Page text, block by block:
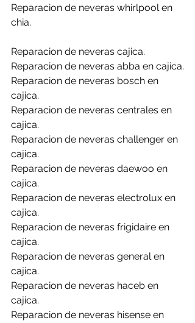
Reparacion de neveras whirlpool en
chia.
Reparacion de neveras cajica.
Reparacion de neveras abba en cajica.
Reparacion de neveras bosch en
cajica.
Reparacion de neveras centrales en
cajica.
Reparacion de neveras challenger en
cajica.
Reparacion de neveras daewoo en
cajica.
Reparacion de neveras electrolux en
cajica.
Reparacion de neveras frigidaire en
cajica.
Reparacion de neveras general en
cajica.
Reparacion de neveras haceb en
cajica.
Reparacion de neveras hisense en